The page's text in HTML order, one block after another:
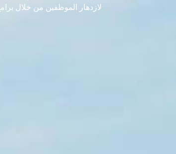
لازدهار الموظفين من خلال